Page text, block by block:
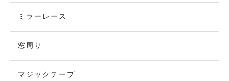
ミラーレース
窓周り
マジックテープ